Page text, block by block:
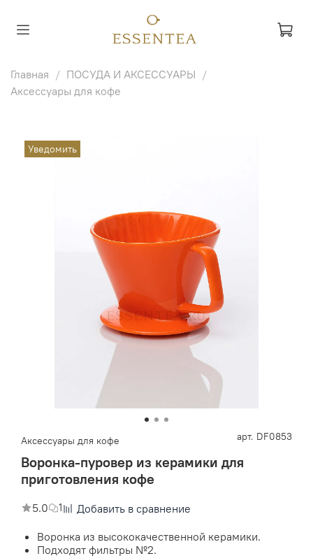
Главная
ПОСУДА И АКСЕССУАРЫ
Аксессуары для кофе
Уведомить
Аксессуары для кофе арт. DF0853
Воронка-пуровер из керамики для
приготовления кофе
5.0 1
Добавить в сравнение
Воронка из высококачественной керамики.
Подходят фильтры №2.